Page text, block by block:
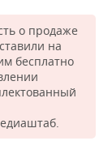
о продаже
на
бесплатно